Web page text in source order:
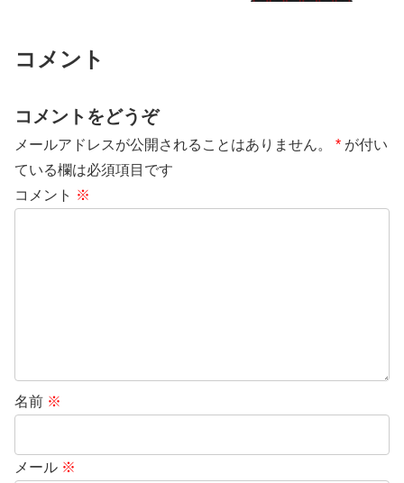
コメント
コメントをどうぞ
メールアドレスが公開されることはありません。 * が付い
ている欄は必須項目です
コメント ※
名前 ※
メール ※